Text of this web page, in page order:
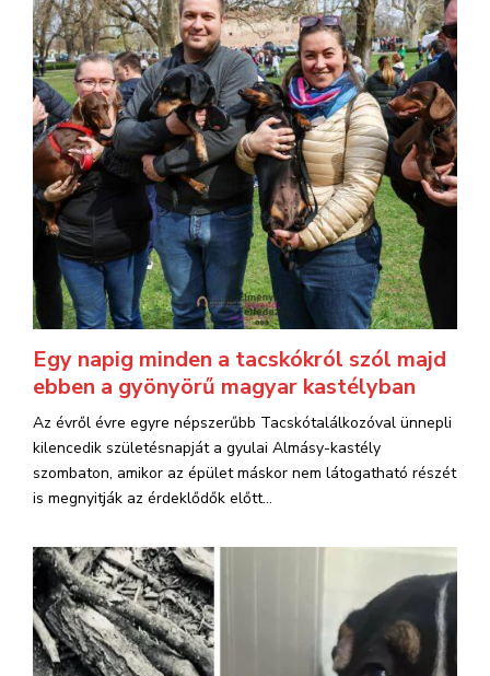
Egy napig minden a tacskókról szól majd
ebben a gyönyörű magyar kastélyban
Az évről évre egyre népszerűbb Tacskótalálkozóval ünnepli
kilencedik születésnapját a gyulai Almásy-kastély
szombaton, amikor az épület máskor nem látogatható részét
is megnyitják az érdeklődők előtt...